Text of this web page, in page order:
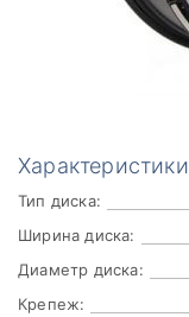
Характеристики
Тип диска:
Ширина диска:
Диаметр диска:
Крепеж: